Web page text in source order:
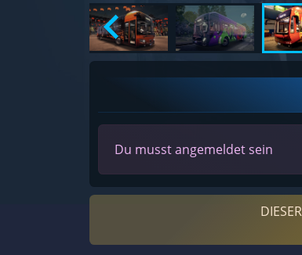
Du musst angemeldet sein